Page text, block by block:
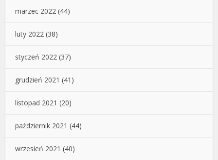
marzec 2022 (44)
luty 2022 (38)
styczeń 2022 (37)
grudzień 2021 (41)
listopad 2021 (20)
październik 2021 (44)
wrzesień 2021 (40)